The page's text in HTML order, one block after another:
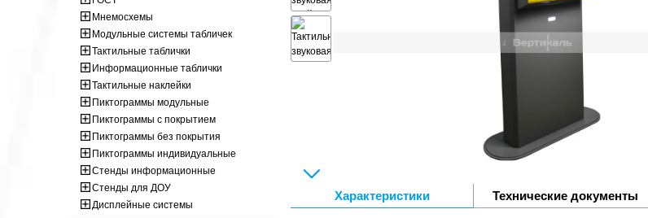
Характеристики Технические документы
Мнемосхемы
Модульные системы табличек
Тактильные таблички
Информационные таблички
Тактильные наклейки
Пиктограммы модульные
Пиктограммы с покрытием
Пиктограммы без покрытия
Пиктограммы индивидуальные
Стенды информационные
Стенды для ДОУ
Дисплейные системы